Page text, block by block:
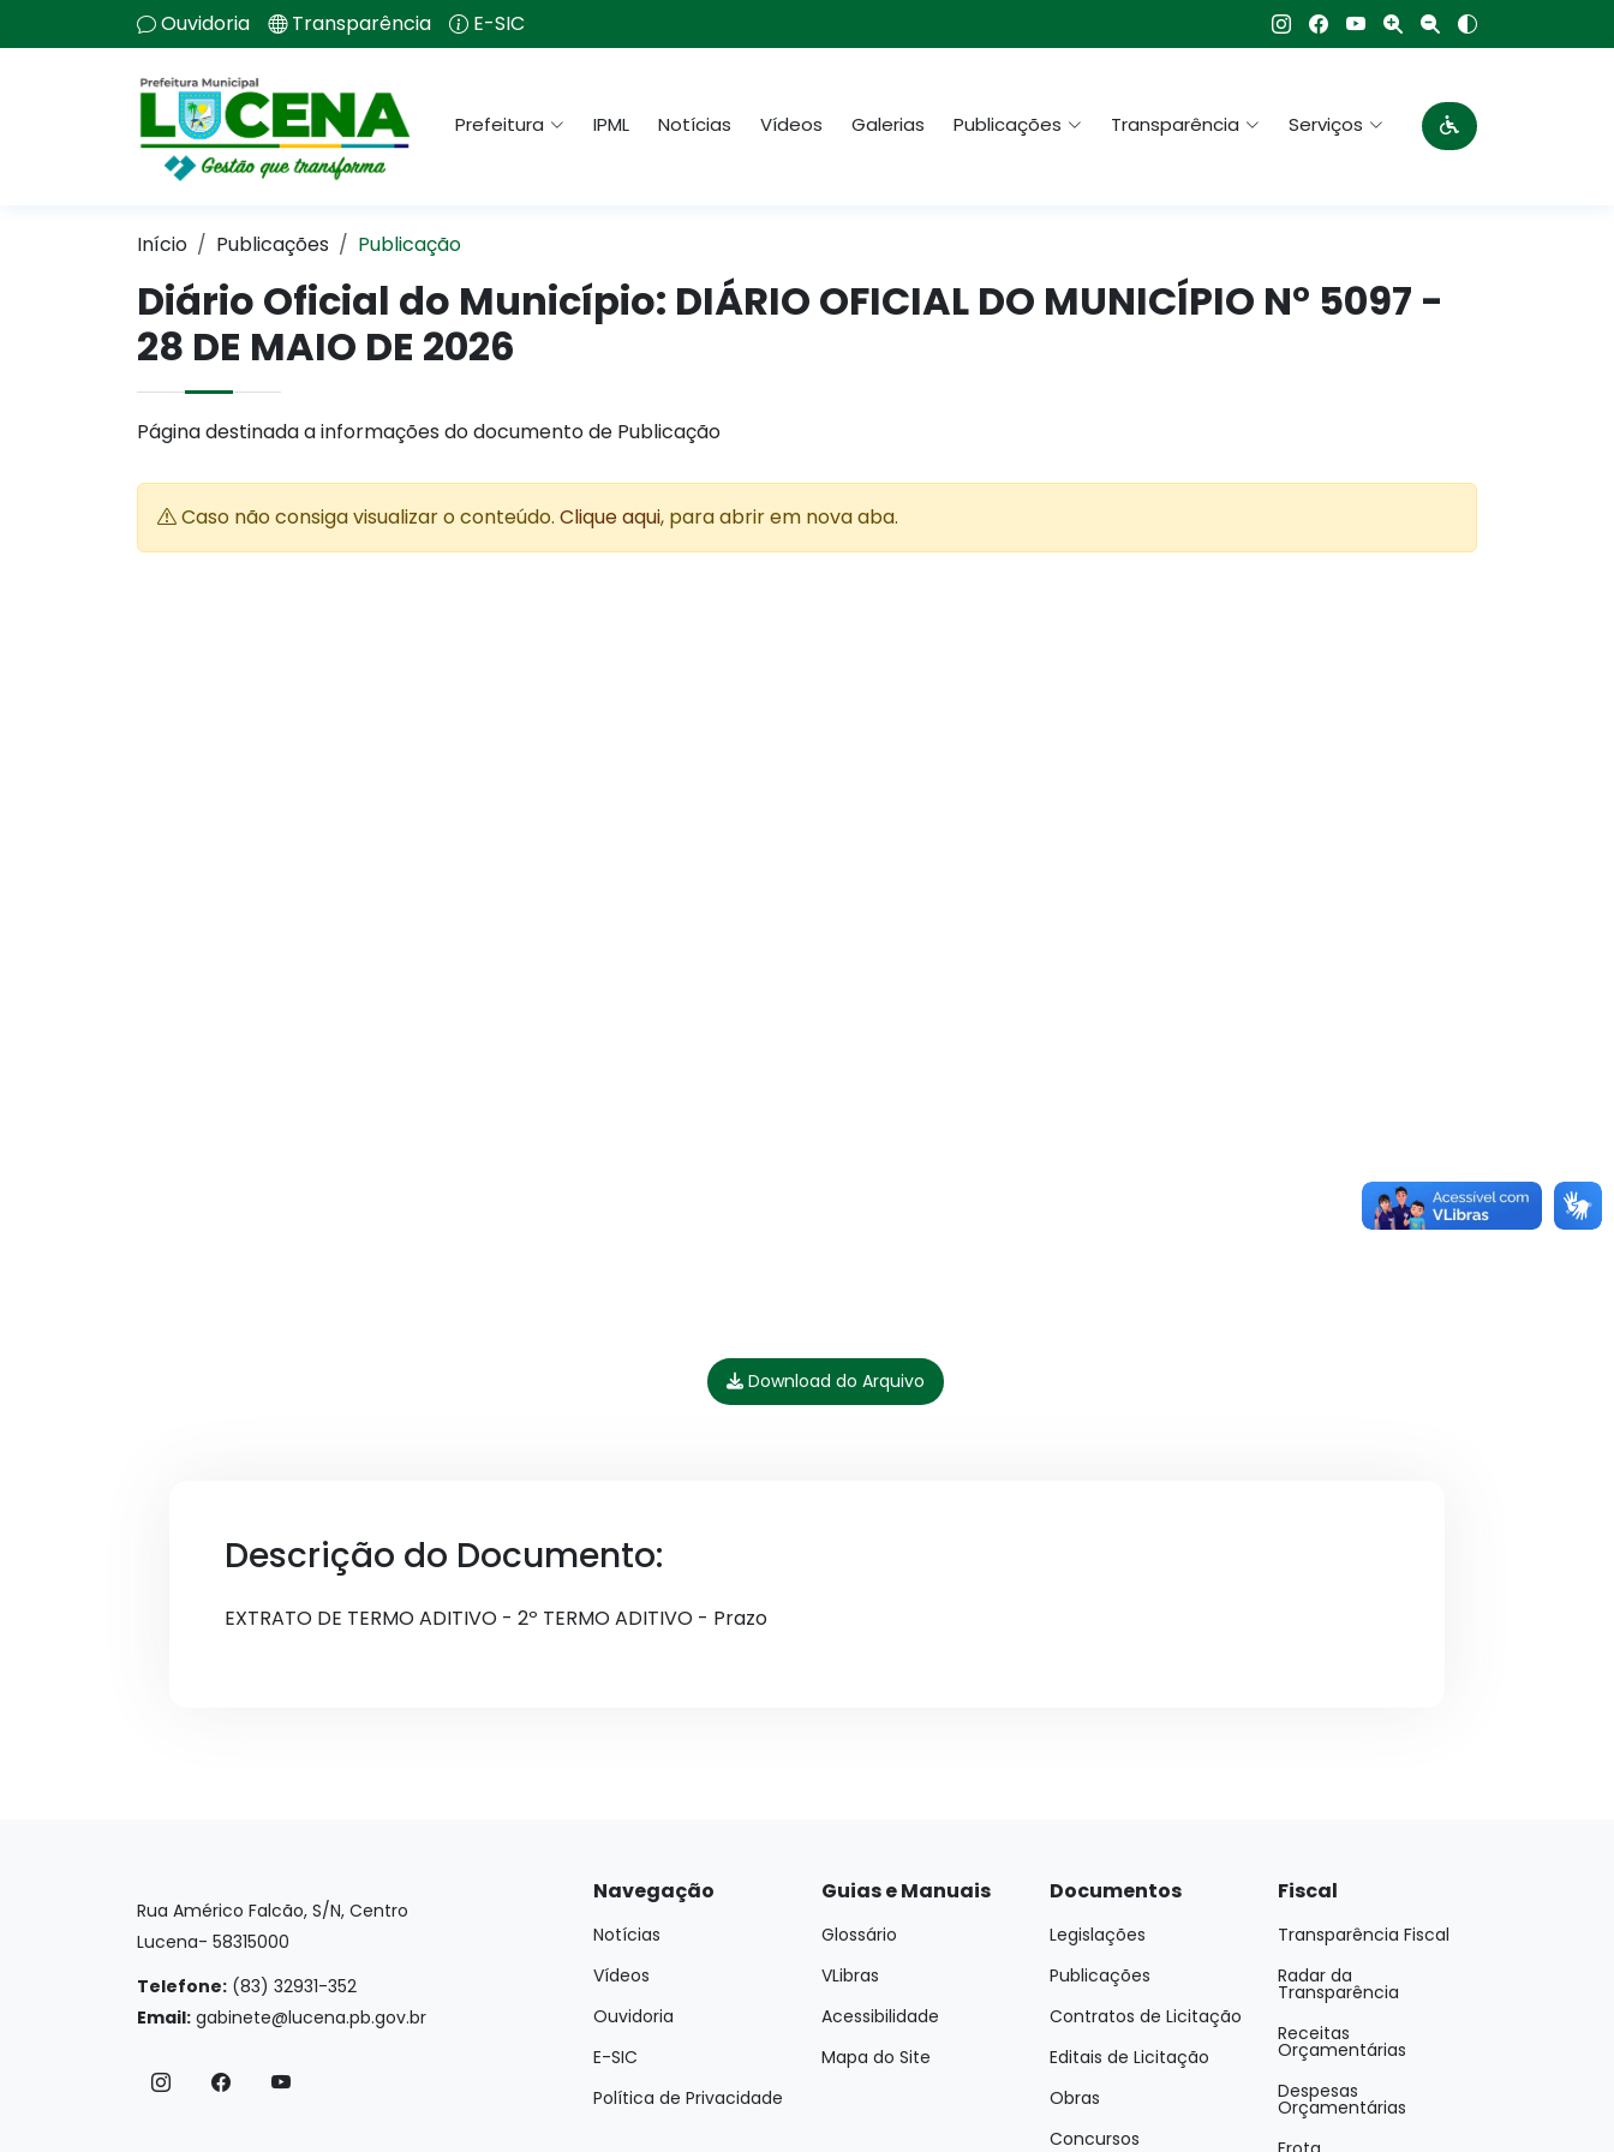
Ouvidoria Transparência E-SIC
Prefeitura IPML Notícias Vídeos Galerias Publicações Transparência Serviços
Início Publicações Publicação
Diário Oficial do Município: DIÁRIO OFICIAL DO MUNICÍPIO N° 5097 -
28 DE MAIO DE 2026
Página destinada a informações do documento de Publicação
Caso não consiga visualizar o conteúdo. Clique aqui, para abrir em nova aba.
Download do Arquivo
Descrição do Documento:
EXTRATO DE TERMO ADITIVO - 2º TERMO ADITIVO - Prazo
Rua Américo Falcão, S/N, Centro
Lucena- 58315000
Telefone: (83) 32931-352
Email: gabinete@lucena.pb.gov.br
Navegação
Notícias
Vídeos
Ouvidoria
E-SIC
Política de Privacidade
Guias e Manuais
Glossário
VLibras
Acessibilidade
Mapa do Site
Documentos
Legislações
Publicações
Contratos de Licitação
Editais de Licitação
Obras
Concursos
Fiscal
Transparência Fiscal
Radar da
Transparência
Receitas
Orçamentárias
Despesas
Orçamentárias